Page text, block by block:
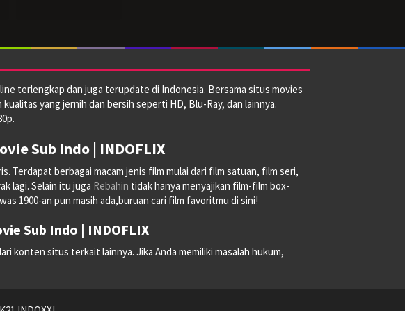
terlengkap dan juga terupdate di Indonesia. Bersama situs movies
yang jernih dan bersih seperti HD, Blu-Ray, dan lainnya.
Sub Indo | INDOFLIX
Terdapat berbagai macam jenis film mulai dari film satuan, film seri,
lagi. Selain itu juga Rebahin tidak hanya menyajikan film-film box-
1900-an pun masih ada,buruan cari film favoritmu di sini!
Sub Indo | INDOFLIX
konten situs terkait lainnya. Jika Anda memiliki masalah hukum,